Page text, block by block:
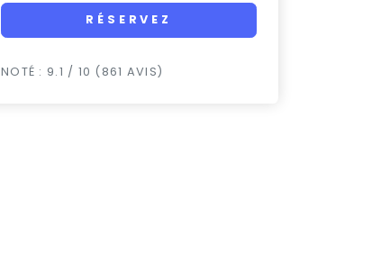
RÉSERVEZ
NOTÉ : 9.1 / 10 (861 AVIS)